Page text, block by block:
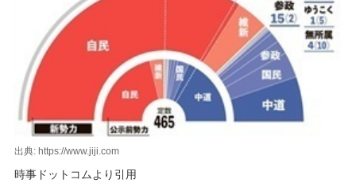
出典: https://www.jiji.com
時事ドットコムより引用